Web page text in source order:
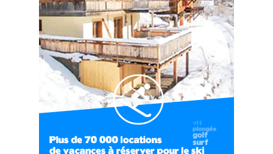
#Ep9 VLOG : UN SPORTIHOME CHEZ
SPORTIHOME !
07:21
#Ep10 VLOG : UN SEJOUR SPORTIF PROCHE DE
PARIS !
07:37
#Ep11 VLOG : SÉJOUR AU BORD DE LA SAÔNE
ET AU LAC D’AIGUEBELETTE
05:55
#Ep12 VLOG : ANNECY, ENTRE LAC ET
06:26